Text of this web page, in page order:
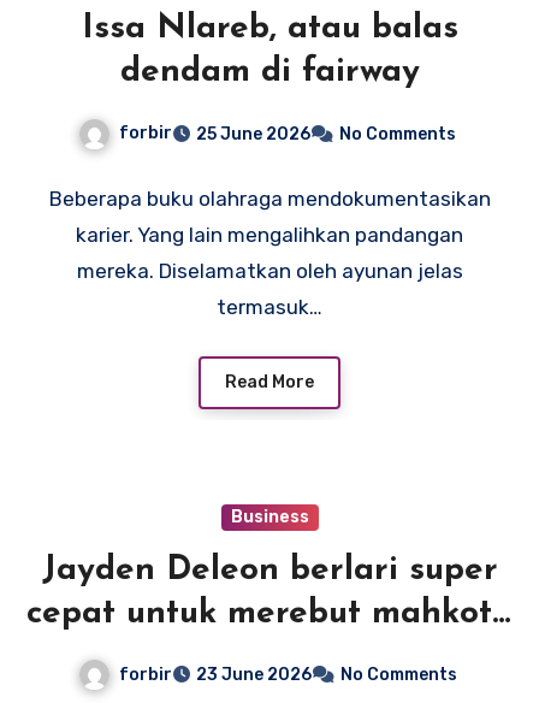
Issa Nlareb, atau balas
dendam di fairway
forbir 25 June 2026 No Comments
Beberapa buku olahraga mendokumentasikan
karier. Yang lain mengalihkan pandangan
mereka. Diselamatkan oleh ayunan jelas
termasuk…
Read More
Business
Jayden Deleon berlari super
cepat untuk merebut mahkota
AS U20m dari Quincy Wilson
forbir 23 June 2026 No Comments